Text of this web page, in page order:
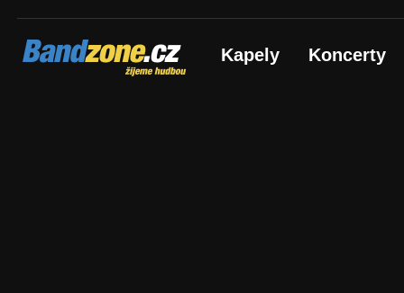
Bandzone.cz
žijeme hudbou Kapely Koncerty